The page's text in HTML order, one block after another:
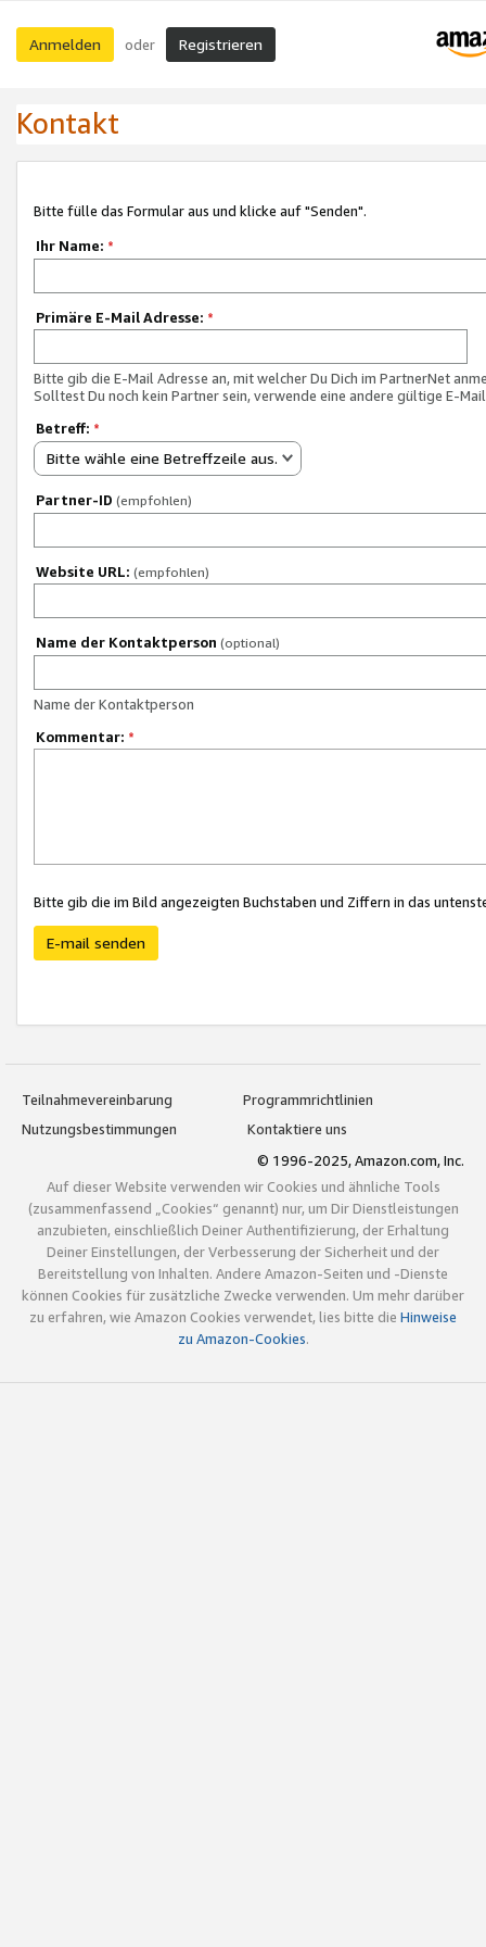
Anmelden oder Registrieren
Kontakt
Bitte fülle das Formular aus und klicke auf "Senden".
Ihr Name: *
Primäre E-Mail Adresse: *
Bitte gib die E-Mail Adresse an, mit welcher Du Dich im PartnerNet
Solltest Du noch kein Partner sein, verwende eine andere gültige E-
Betreff: *
Bitte wähle eine Betreffzeile aus.
Partner-ID (empfohlen)
Website URL: (empfohlen)
Name der Kontaktperson (optional)
Name der Kontaktperson
Kommentar: *
Bitte gib die im Bild angezeigten Buchstaben und Ziffern in das
E-mail senden
Teilnahmevereinbarung
Programmrichtlinien
Nutzungsbestimmungen
Kontaktiere uns
© 1996-2025, Amazon.com, Inc.
Auf dieser Website verwenden wir Cookies und ähnliche Tools
(zusammenfassend „Cookies“ genannt) nur, um Dir Dienstleistungen
anzubieten, einschließlich Deiner Authentifizierung, der Erhaltung
Deiner Einstellungen, der Verbesserung der Sicherheit und der
Bereitstellung von Inhalten. Andere Amazon-Seiten und -Dienste
können Cookies für zusätzliche Zwecke verwenden. Um mehr darüber
zu erfahren, wie Amazon Cookies verwendet, lies bitte die Hinweise
zu Amazon-Cookies.